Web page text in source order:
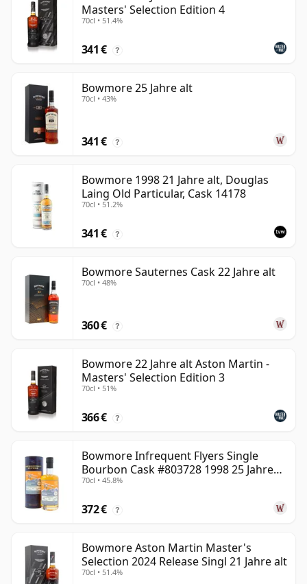
Masters' Selection Edition 4
70cl • 51.4%
341 € ?
Bowmore 25 Jahre alt
70cl • 43%
341 € ?
Bowmore 1998 21 Jahre alt, Douglas
Laing Old Particular, Cask 14178
70cl • 51.2%
341 € ?
Bowmore Sauternes Cask 22 Jahre alt
70cl • 48%
360 € ?
Bowmore 22 Jahre alt Aston Martin -
Masters' Selection Edition 3
70cl • 51%
366 € ?
Bowmore Infrequent Flyers Single
Bourbon Cask #803728 1998 25 Jahre
alt
70cl • 45.8%
372 € ?
Bowmore Aston Martin Master's
Selection 2024 Release Singl 21 Jahre alt
70cl • 51.4%